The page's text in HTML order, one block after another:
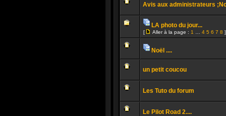
non
la
Aucun
message
non
Avis aux administrateurs
Aucun
non
Pièces
jointes
LA photo du jour...
[
Aller
la
page
Aller à la page : 1 4 5 6 7 8 ]
Aucun
non
jointes
Noël ....
Aucun
un petit coucou
Aucun
Les Tuto du forum
Le Pilot Road 2....